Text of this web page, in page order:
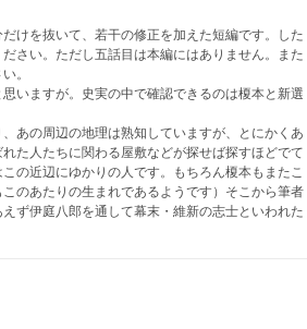
けを抜いて、若干の修正を加えた短編です。した
さい。ただし五話目は本編にはありません。また
。
いますが。史実の中で確認できるのは榎本と新選
あの周辺の地理は熟知していますが、とにかくあ
た人たちに関わる屋敷などが探せば探すほどでて
の近辺にゆかりの人です。もちろん榎本もまたこ
のあたりの生まれであるようです）そこから筆者
ず伊庭八郎を通して幕末・維新の志士といわれた